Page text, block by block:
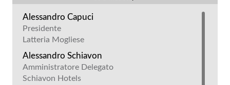
Alessandro Capuci
Presidente
Latteria Mogliese
Alessandro Schiavon
Amministratore Delegato
Schiavon Hotels